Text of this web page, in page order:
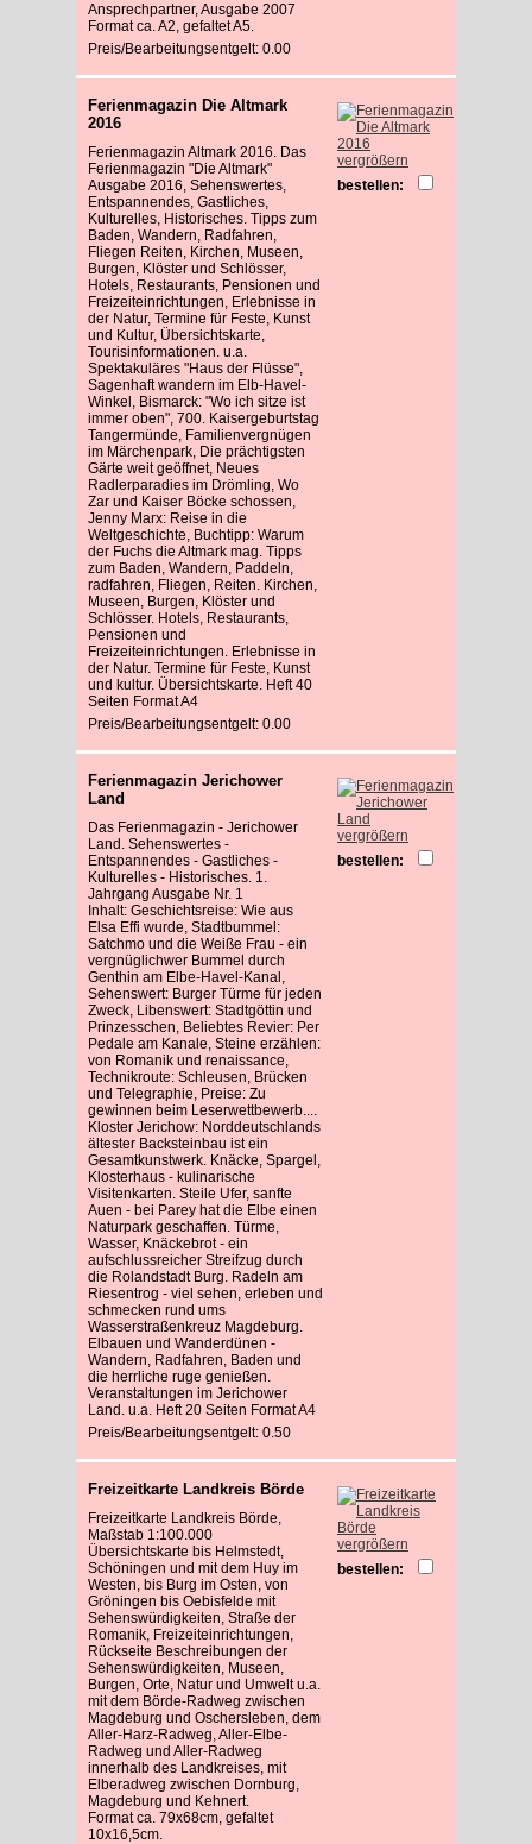
Ansprechpartner, Ausgabe 2007
Format ca. A2, gefaltet A5.
Preis/Bearbeitungsentgelt: 0.00
Ferienmagazin Die Altmark
2016
Ferienmagazin Altmark 2016. Das
Ferienmagazin "Die Altmark"
Ausgabe 2016, Sehenswertes,
Entspannendes, Gastliches,
Kulturelles, Historisches. Tipps zum
Baden, Wandern, Radfahren,
Fliegen Reiten, Kirchen, Museen,
Burgen, Klöster und Schlösser,
Hotels, Restaurants, Pensionen und
Freizeiteinrichtungen, Erlebnisse in
der Natur, Termine für Feste, Kunst
und Kultur, Übersichtskarte,
Tourisinformationen. u.a.
Spektakuläres "Haus der Flüsse",
Sagenhaft wandern im Elb-Havel-
Winkel, Bismarck: "Wo ich sitze ist
immer oben", 700. Kaisergeburtstag
Tangermünde, Familienvergnügen
im Märchenpark, Die prächtigsten
Gärte weit geöffnet, Neues
Radlerparadies im Drömling, Wo
Zar und Kaiser Böcke schossen,
Jenny Marx: Reise in die
Weltgeschichte, Buchtipp: Warum
der Fuchs die Altmark mag. Tipps
zum Baden, Wandern, Paddeln,
radfahren, Fliegen, Reiten. Kirchen,
Museen, Burgen, Klöster und
Schlösser. Hotels, Restaurants,
Pensionen und
Freizeiteinrichtungen. Erlebnisse in
der Natur. Termine für Feste, Kunst
und kultur. Übersichtskarte. Heft 40
Seiten Format A4
Preis/Bearbeitungsentgelt: 0.00
vergrößern
bestellen:
Ferienmagazin Jerichower
Land
Das Ferienmagazin - Jerichower
Land. Sehenswertes -
Entspannendes - Gastliches -
Kulturelles - Historisches. 1.
Jahrgang Ausgabe Nr. 1
Inhalt: Geschichtsreise: Wie aus
Elsa Effi wurde, Stadtbummel:
Satchmo und die Weiße Frau - ein
vergnüglichwer Bummel durch
Genthin am Elbe-Havel-Kanal,
Sehenswert: Burger Türme für jeden
Zweck, Libenswert: Stadtgöttin und
Prinzesschen, Beliebtes Revier: Per
Pedale am Kanale, Steine erzählen:
von Romanik und renaissance,
Technikroute: Schleusen, Brücken
und Telegraphie, Preise: Zu
gewinnen beim Leserwettbewerb....
Kloster Jerichow: Norddeutschlands
ältester Backsteinbau ist ein
Gesamtkunstwerk. Knäcke, Spargel,
Klosterhaus - kulinarische
Visitenkarten. Steile Ufer, sanfte
Auen - bei Parey hat die Elbe einen
Naturpark geschaffen. Türme,
Wasser, Knäckebrot - ein
aufschlussreicher Streifzug durch
die Rolandstadt Burg. Radeln am
Riesentrog - viel sehen, erleben und
schmecken rund ums
Wasserstraßenkreuz Magdeburg.
Elbauen und Wanderdünen -
Wandern, Radfahren, Baden und
die herrliche ruge genießen.
Veranstaltungen im Jerichower
Land. u.a. Heft 20 Seiten Format A4
Preis/Bearbeitungsentgelt: 0.50
vergrößern
bestellen:
Freizeitkarte Landkreis Börde
Freizeitkarte Landkreis Börde,
Maßstab 1:100.000
Übersichtskarte bis Helmstedt,
Schöningen und mit dem Huy im
Westen, bis Burg im Osten, von
Gröningen bis Oebisfelde mit
Sehenswürdigkeiten, Straße der
Romanik, Freizeiteinrichtungen,
Rückseite Beschreibungen der
Sehenswürdigkeiten, Museen,
Burgen, Orte, Natur und Umwelt u.a.
mit dem Börde-Radweg zwischen
Magdeburg und Oschersleben, dem
Aller-Harz-Radweg, Aller-Elbe-
Radweg und Aller-Radweg
innerhalb des Landkreises, mit
Elberadweg zwischen Dornburg,
Magdeburg und Kehnert.
Format ca. 79x68cm, gefaltet
10x16,5cm.
vergrößern
bestellen: